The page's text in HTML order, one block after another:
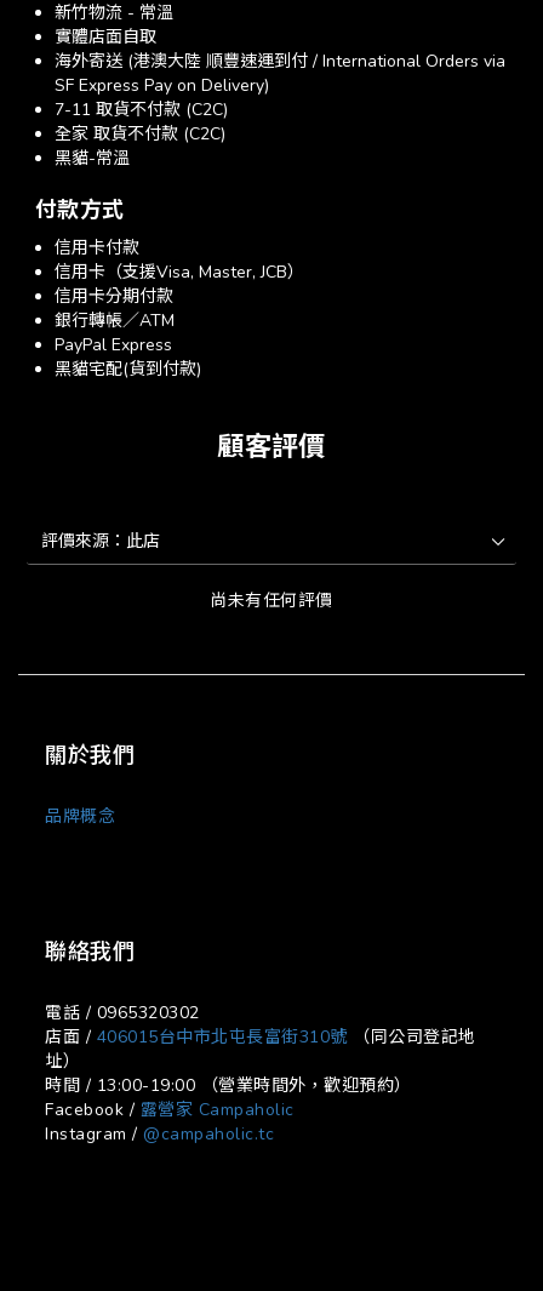
新竹物流 - 常溫
實體店面自取
海外寄送 (港澳大陸 順豐速運到付 / International Orders via
SF Express Pay on Delivery)
7-11 取貨不付款 (C2C)
全家 取貨不付款 (C2C)
黑貓-常溫
付款方式
信用卡付款
信用卡（支援Visa, Master, JCB）
信用卡分期付款
銀行轉帳／ATM
PayPal Express
黑貓宅配(貨到付款)
顧客評價
尚未有任何評價
關於我們
品牌概念
聯絡我們
電話 / 0965320302
店面 / 406015台中市北屯長富街310號（同公司登記地
址）
時間 / 13:00-19:00 （營業時間外，歡迎預約）
Facebook / 露營家 Campaholic
Instagram / @campaholic.tc